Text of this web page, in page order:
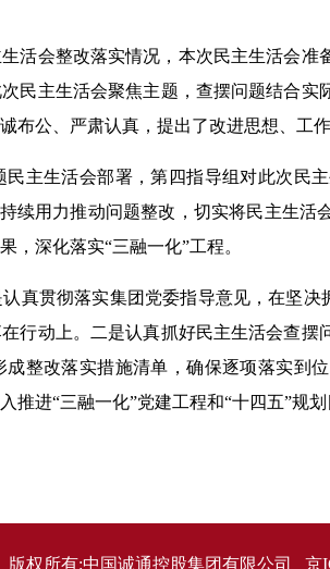
会整改落实情况，本次民主生活会准
民主生活会聚焦主题，查摆问题结合
布公、严肃认真，提出了改进思想、工
生活会部署，第四指导组对此次民
续用力推动问题整改，切实将民主生
，深化落实“三融一化”工程。
贯彻落实集团党委指导意见，在坚决
行动上。二是认真抓好民主生活会查
整改落实措施清单，确保逐项落实到
推进“三融一化”党建工程和“十四五”规
版权所有:中国诚通控股集团有限公司 京